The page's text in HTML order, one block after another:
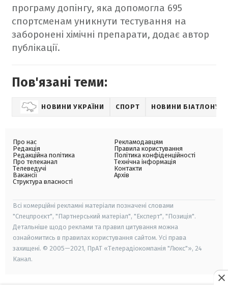
програму допінгу, яка допомогла 695
спортсменам уникнути тестування на
заборонені хімічні препарати, додає автор
публікації.
Пов'язані теми:
НОВИНИ УКРАЇНИ СПОРТ НОВИНИ БІАТЛОНУ
Про нас
Редакція
Редакційна політика
Про телеканал
Телеведучі
Вакансії
Структура власності
Рекламодавцям
Правила користування
Політика конфіденційності
Технічна інформація
Контакти
Архів
Всі комерційні рекламні матеріали позначені словами
"Спецпроєкт", "Партнерський матеріал", "Експерт", "Позиція".
Детальніше щодо реклами та правил цитування можна
ознайомитись в правилах користування сайтом. Усі права
захищені. © 2005—2021, ПрАТ «Телерадіокомпанія "Люкс"», 24
Канал.